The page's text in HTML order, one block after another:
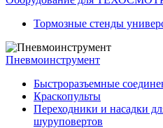
Тормозные стенды
Пневмоинструмент
Быстроразъемные
Краскопульты
Переходники и насадки
шуруповертов